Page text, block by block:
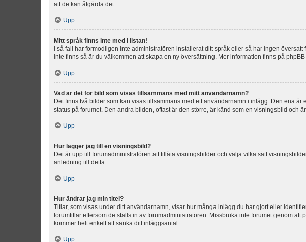
att de kan åtgärda det.
Upp
Mitt språk finns inte med i listan!
I så fall har förmodligen inte administratören installerat ditt språk eller så har ingen
inte finns så är du välkommen att skapa en ny översättning. Mer information finns på
Upp
Vad är det för bild som visas tillsammans med mitt användarnamn?
Det finns två bilder som kan visas tillsammans med ett användarnamn i inlägg. Den ena
status på forumet. Den andra bilden, oftast är den större, är känd som en visningsbild och
Upp
Hur lägger jag till en visningsbild?
Det är upp till forumadministratören att tillåta visningsbilder och välja vilka sätt
anledning till detta.
Upp
Hur ändrar jag min titel?
Titlar, som visas under ditt användarnamn, visar hur många inlägg du har gjort eller
forumtitlar eftersom de ställs in av forumadministratören. Missbruka inte forumet genom
kommer helt enkelt att sänka ditt inläggsantal.
Upp